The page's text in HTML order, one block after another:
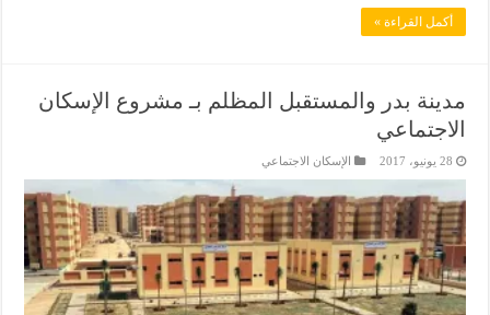
أكمل القراءة »
مدينة بدر والمستقبل المظلم بـ مشروع الإسكان
الاجتماعي
28 يونيو، 2017 الإسكان الاجتماعي